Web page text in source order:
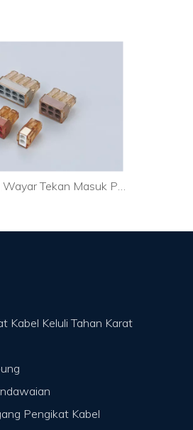
Penyambung Wayar Tekan Masuk PC602
Kabel Keluli Tahan Karat
Pengikat Kabel